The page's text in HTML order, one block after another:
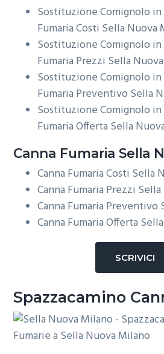
Sostituzione Comignolo in
Fumaria Costi Sella Nuova
Sostituzione Comignolo in
Fumaria Prezzi Sella
Sostituzione Comignolo in
Fumaria Preventivo Sella
Sostituzione Comignolo in
Fumaria Offerta Sella
Canna Fumaria Sella
Canna Fumaria Costi Sella
Canna Fumaria Prezzi
Canna Fumaria
Canna Fumaria Offerta
SCRIVICI
Spazzacamino